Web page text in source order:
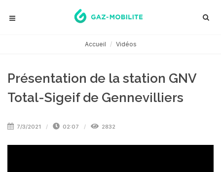
Accueil Vidéos
Présentation de la station GNV
Total-Sigeif de Gennevilliers
7/3/2021 02:07 2832